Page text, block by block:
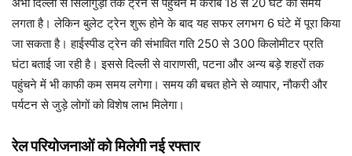
लगता है। लेकिन बुलेट ट्रेन शुरू होने के बाद यह सफर लगभग 6 घंटे में पूरा किया
जा सकता है। हाईस्पीड ट्रेन की संभावित गति 250 से 300 किलोमीटर प्रति
घंटा बताई जा रही है। इससे दिल्ली से वाराणसी, पटना और अन्य बड़े शहरों तक
पहुंचने में भी काफी कम समय लगेगा। समय की बचत होने से व्यापार, नौकरी और
पर्यटन से जुड़े लोगों को विशेष लाभ मिलेगा।
रेल परियोजनाओं को मिलेगी नई रफ्तार